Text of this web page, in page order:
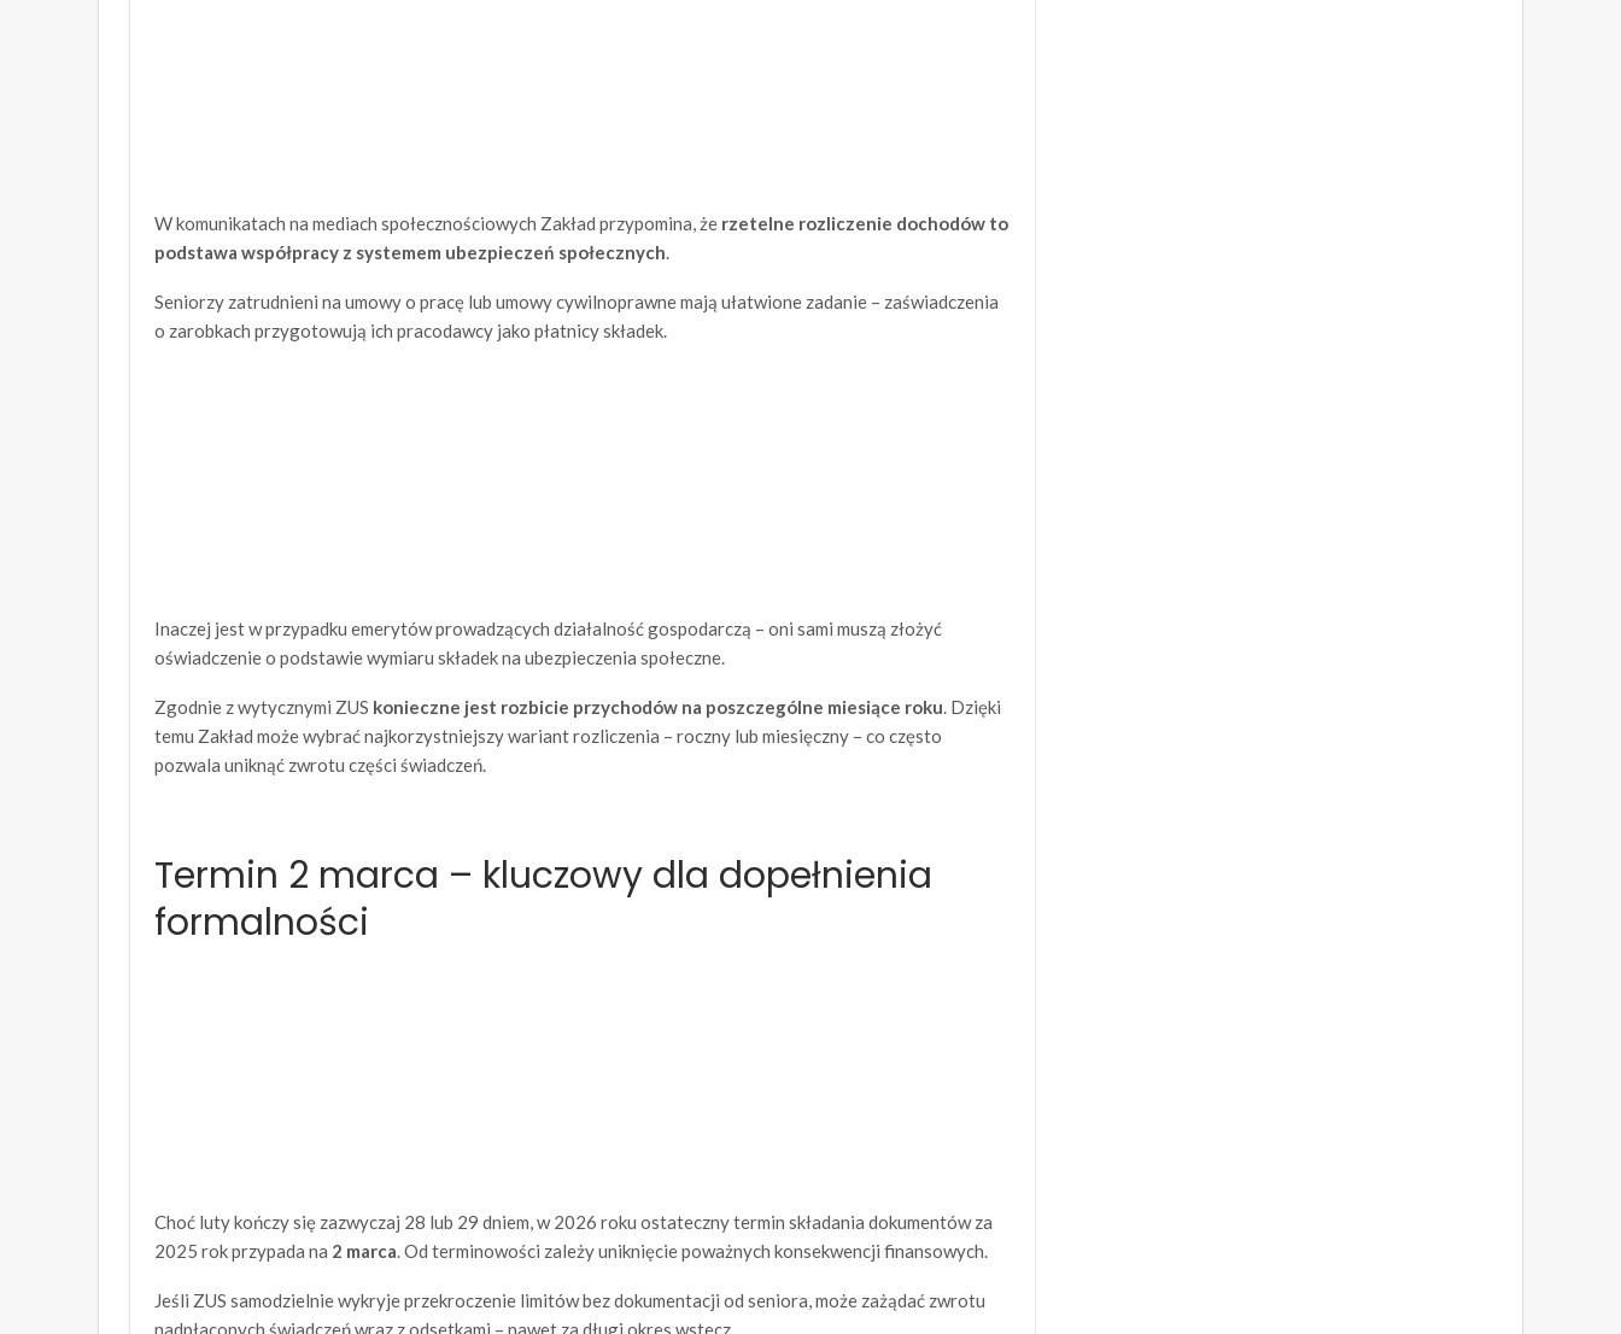
W komunikatach na mediach społecznościowych Zakład przypomina, że rzetelne rozliczenie dochodów to
podstawa współpracy z systemem ubezpieczeń społecznych.
Seniorzy zatrudnieni na umowy o pracę lub umowy cywilnoprawne mają ułatwione zadanie – zaświadczenia
o zarobkach przygotowują ich pracodawcy jako płatnicy składek.
Inaczej jest w przypadku emerytów prowadzących działalność gospodarczą – oni sami muszą złożyć
oświadczenie o podstawie wymiaru składek na ubezpieczenia społeczne.
Zgodnie z wytycznymi ZUS konieczne jest rozbicie przychodów na poszczególne miesiące roku. Dzięki
temu Zakład może wybrać najkorzystniejszy wariant rozliczenia – roczny lub miesięczny – co często
pozwala uniknąć zwrotu części świadczeń.
Termin 2 marca – kluczowy dla dopełnienia
formalności
Choć luty kończy się zazwyczaj 28 lub 29 dniem, w 2026 roku ostateczny termin składania dokumentów za
2025 rok przypada na 2 marca. Od terminowości zależy uniknięcie poważnych konsekwencji finansowych.
Jeśli ZUS samodzielnie wykryje przekroczenie limitów bez dokumentacji od seniora, może zażądać zwrotu
nadpłaconych świadczeń wraz z odsetkami – nawet za długi okres wstecz.